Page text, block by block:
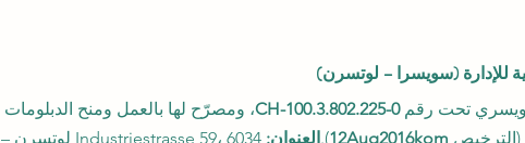
تحت رقم CH-100.3.802.225-0، ومصرّح لها بالعمل ومنح الدبلومات
(الترخيص 12Aug2016kom
).العنوان:
Industriestrasse 59، 6034 لوتسرن –